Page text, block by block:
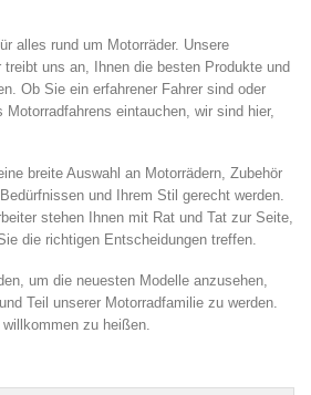
alles rund um Motorräder. Unsere
treibt uns an, Ihnen die besten Produkte und
Ob Sie ein erfahrener Fahrer sind oder
eintauchen, wir sind hier,
breite Auswahl an Motorrädern, Zubehör
und Ihrem Stil gerecht werden.
stehen Ihnen mit Rat und Tat zur Seite,
die richtigen Entscheidungen treffen.
um die neuesten Modelle anzusehen,
Teil unserer Motorradfamilie zu werden.
zu heißen.